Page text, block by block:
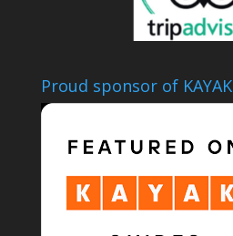
Proud sponsor of KAYAK